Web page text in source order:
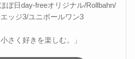
ぼ日day-freeオリジナル/Rollbahn/
ッジ3/ユニボールワン3
さく好きを楽しむ。」